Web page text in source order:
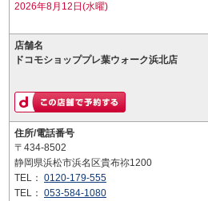
2026年8月12日(水曜)
店舗名
ドコモショッププレ葉ウォーク浜北店
住所/電話番号
〒434-8502
静岡県浜松市浜名区貴布祢1200
TEL： 0120-179-555
TEL： 053-584-1080